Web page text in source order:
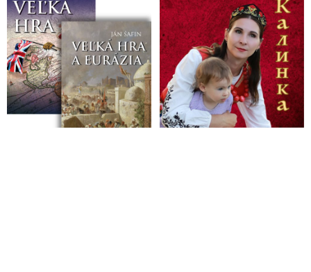
Federálny úrad pre vyšetrovanie odmieta, že by organizátor
globálnej pedofilnej siete spáchal vo väzbe samovraždu aj to,
že by vydieral prominentné osoby, ktoré boli jeho klientmi
VIDEO: Námestník riaditeľa FBI Dan Bongino napriek
záhadným okolnostiam úmrtia organizátora pedofilnej siete pre
globalistov a ich prisluhovačov vyhlásil, že vyšetrovanie
preukázalo, že Jeffrey Epstein spáchal samovraždu. Riaditeľ
FBI Kash Patel potvrdil oficiálnu verziu v rozhovore s Joe
Roganom